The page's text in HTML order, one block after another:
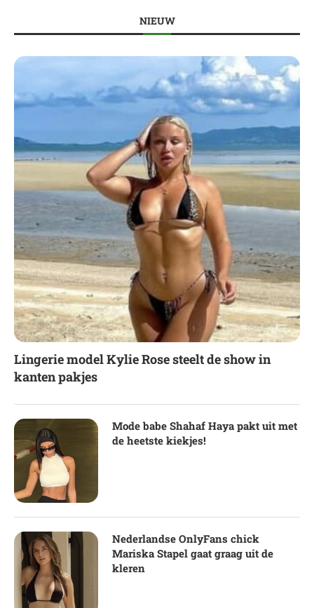
NIEUW
Lingerie model Kylie Rose steelt de show in
kanten pakjes
Mode babe Shahaf Haya pakt uit met
de heetste kiekjes!
Nederlandse OnlyFans chick
Mariska Stapel gaat graag uit de
kleren